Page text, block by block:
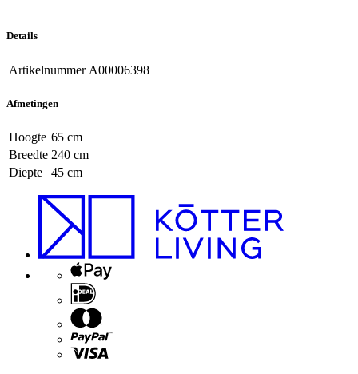
Details
Artikelnummer A00006398
Afmetingen
Hoogte 65 cm
Breedte 240 cm
Diepte
45 cm